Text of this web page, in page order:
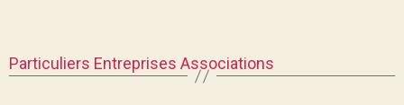
Particuliers Entreprises Associations